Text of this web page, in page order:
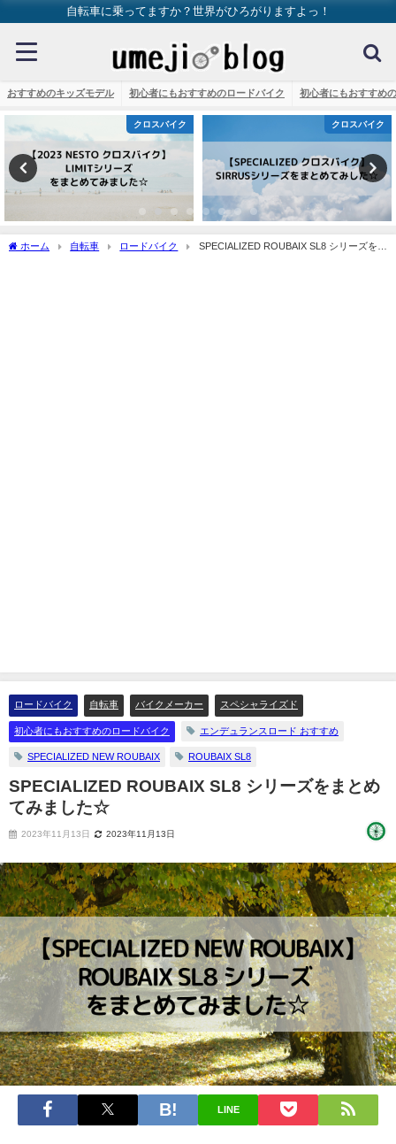
自転車に乗ってますか？世界がひろがりますよっ！
おすすめのキッズモデル 初心者にもおすすめのロードバイク 初心者にもおすすめ
クロスバイク クロスバイク
ホーム 自転車 ロードバイク
SPECIALIZED ROUBAIX SL8 シリーズをま
ロードバイク 自転車 バイクメーカー スペシャライズド
初心者にもおすすめのロードバイク エンデュランスロード おすすめ
SPECIALIZED NEW ROUBAIX ROUBAIX SL8
SPECIALIZED ROUBAIX SL8 シリーズをまとめ
てみました☆
2023年11月13日 2023年11月13日
LINE